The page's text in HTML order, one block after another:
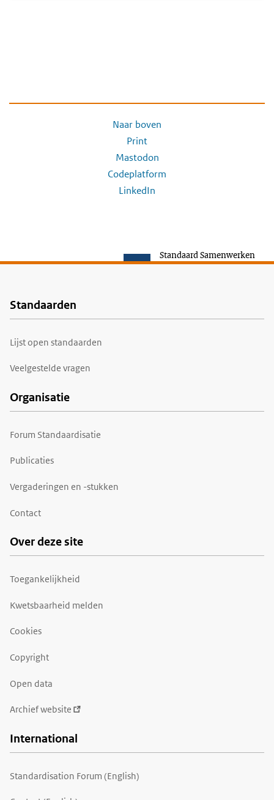
Naar boven
Print
Mastodon
Codeplatform
LinkedIn
Standaard Samenwerken
Voet
Standaarden
Lijst open standaarden
Veelgestelde vragen
Organisatie
Forum Standaardisatie
Publicaties
Vergaderingen en -stukken
Contact
Over deze site
Toegankelijkheid
Kwetsbaarheid melden
Cookies
Copyright
Open data
Archief website
International
Standardisation Forum (English)